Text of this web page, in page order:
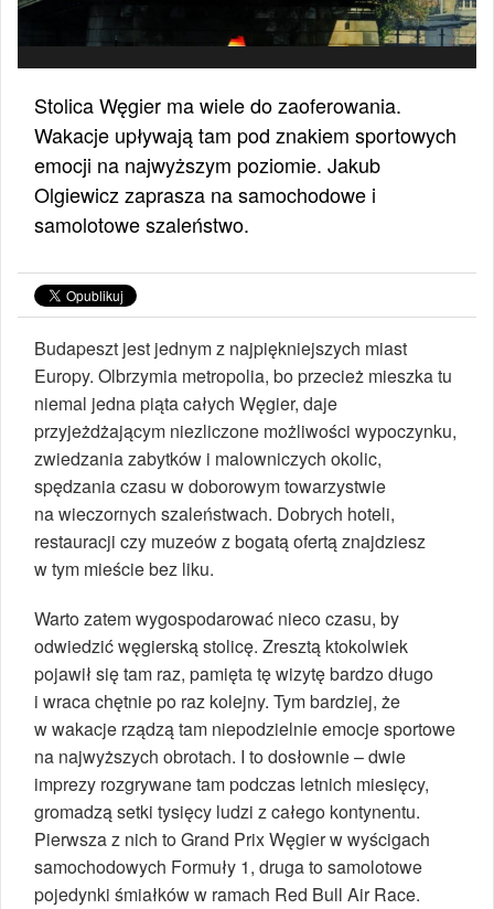
Stolica Węgier ma wiele do zaoferowania.
Wakacje upływają tam pod znakiem sportowych
emocji na najwyższym poziomie. Jakub
Olgiewicz zaprasza na samochodowe i
samolotowe szaleństwo.
Budapeszt jest jednym z najpiękniejszych miast
Europy. Olbrzymia metropolia, bo przecież mieszka tu
niemal jedna piąta całych Węgier, daje
przyjeżdżającym niezliczone możliwości wypoczynku,
zwiedzania zabytków i malowniczych okolic,
spędzania czasu w doborowym towarzystwie
na wieczornych szaleństwach. Dobrych hoteli,
restauracji czy muzeów z bogatą ofertą znajdziesz
w tym mieście bez liku.
Warto zatem wygospodarować nieco czasu, by
odwiedzić węgierską stolicę. Zresztą ktokolwiek
pojawił się tam raz, pamięta tę wizytę bardzo długo
i wraca chętnie po raz kolejny. Tym bardziej, że
w wakacje rządzą tam niepodzielnie emocje sportowe
na najwyższych obrotach. I to dosłownie – dwie
imprezy rozgrywane tam podczas letnich miesięcy,
gromadzą setki tysięcy ludzi z całego kontynentu.
Pierwsza z nich to Grand Prix Węgier w wyścigach
samochodowych Formuły 1, druga to samolotowe
pojedynki śmiałków w ramach Red Bull Air Race.